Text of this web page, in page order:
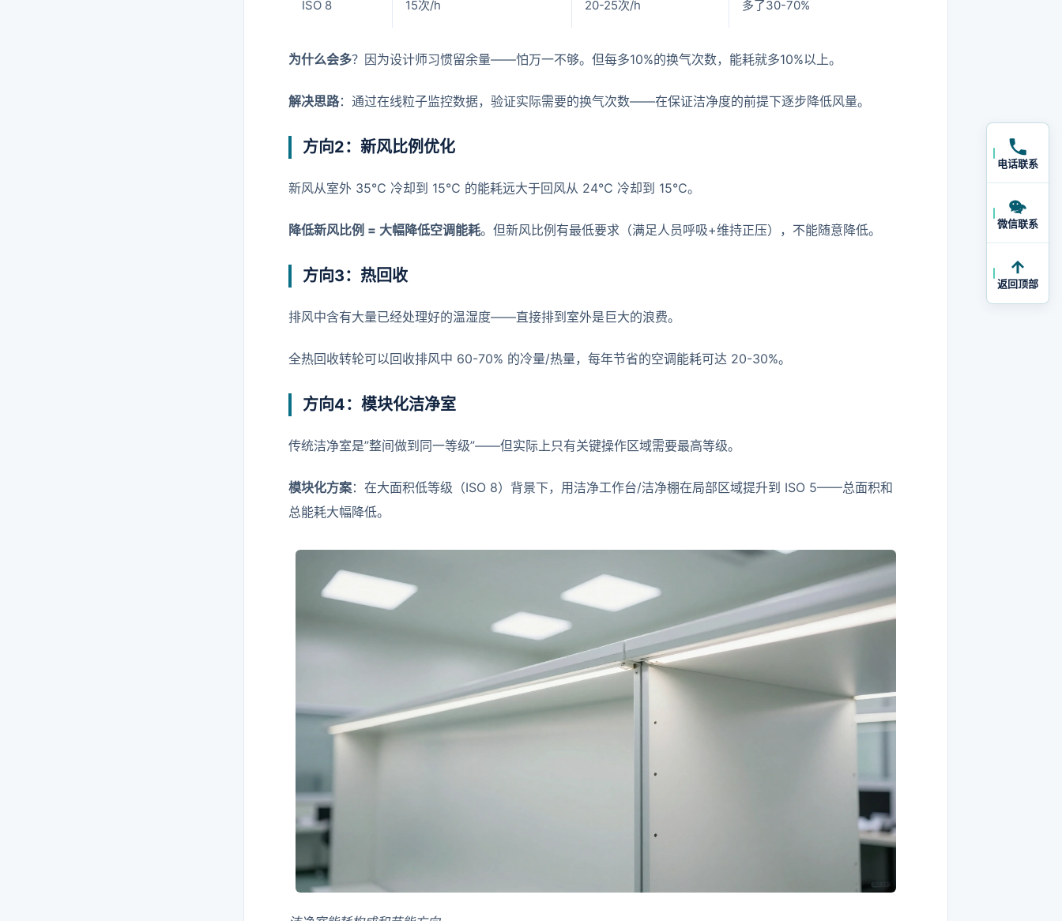
ISO 8 15次/h 20-25次/h 多了30-70%
为什么会多？因为设计师习惯留余量——怕万一不够。但每多10%的换气次数，能耗就多10%以上。
解决思路：通过在线粒子监控数据，验证实际需要的换气次数——在保证洁净度的前提下逐步降低风量。
方向2：新风比例优化
新风从室外 35℃ 冷却到 15℃ 的能耗远大于回风从 24℃ 冷却到 15℃。
降低新风比例 = 大幅降低空调能耗。但新风比例有最低要求（满足人员呼吸+维持正压），不能随意降低。
方向3：热回收
排风中含有大量已经处理好的温湿度——直接排到室外是巨大的浪费。
全热回收转轮可以回收排风中 60-70% 的冷量/热量，每年节省的空调能耗可达 20-30%。
方向4：模块化洁净室
传统洁净室是”整间做到同一等级”——但实际上只有关键操作区域需要最高等级。
模块化方案：在大面积低等级（ISO 8）背景下，用洁净工作台/洁净棚在局部区域提升到 ISO 5——总面积和
总能耗大幅降低。
电话联系
微信联系
返回顶部